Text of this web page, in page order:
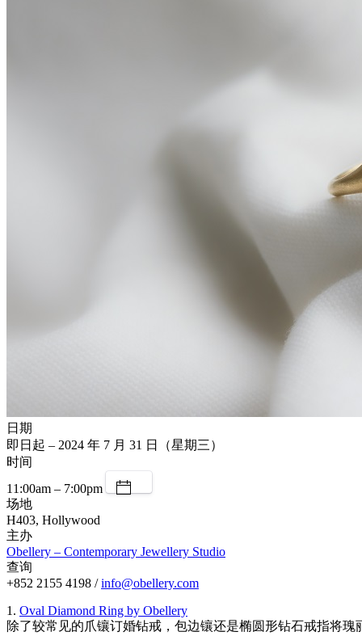
日期
即日起 – 2024 年 7 月 31 日（星期三）
时间
11:00am – 7:00pm
场地
H403, Hollywood
主办
Obellery – Contemporary Jewellery Studio
查询
+852 2155 4198 /info@obellery.com
1. Oval Diamond Ring by Obellery
除了较常见的爪镶订婚钻戒，包边镶还是椭圆形钻石戒指将